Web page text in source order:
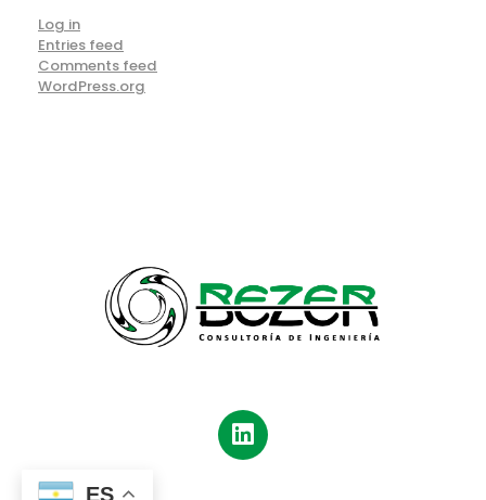
Log in
Entries feed
Comments feed
WordPress.org
ES